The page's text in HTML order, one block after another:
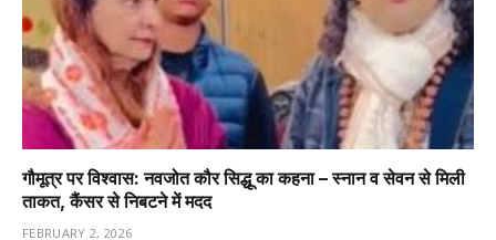
गौमूत्र पर विश्वास: नवजोत कौर सिद्धू का कहना – स्नान व सेवन से मिली
ताकत, कैंसर से निबटने में मदद
FEBRUARY 2, 2026